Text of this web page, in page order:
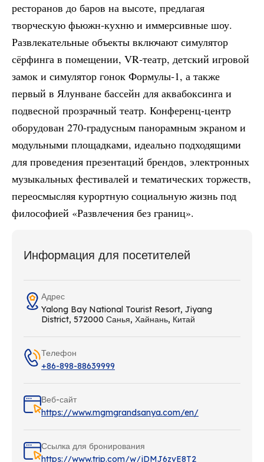
ресторанов до баров на высоте, предлагая
творческую фьюжн‑кухню и иммерсивные шоу.
Развлекательные объекты включают симулятор
сёрфинга в помещении, VR‑театр, детский игровой
замок и симулятор гонок Формулы‑1, а также
первый в Ялунване бассейн для аквабоксинга и
подвесной прозрачный театр. Конференц‑центр
оборудован 270‑градусным панорамным экраном и
модульными площадками, идеально подходящими
для проведения презентаций брендов, электронных
музыкальных фестивалей и тематических торжеств,
переосмысляя курортную социальную жизнь под
философией «Развлечения без границ».
Информация для посетителей
Адрес
Yalong Bay National Tourist Resort, Jiyang
District, 572000 Санья, Хайнань, Китай
Телефон
+86-898-88639999
Веб-сайт
https://www.mgmgrandsanya.com/en/
Ссылка для бронирования
https://www.trip.com/w/jDMJ6zvE8T2